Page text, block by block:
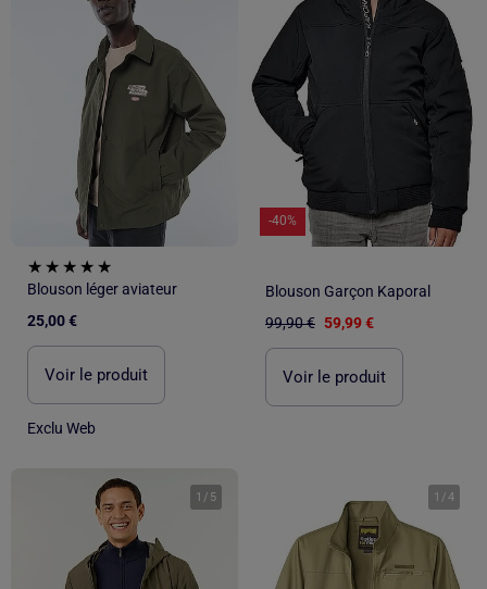
Blouson léger aviateur
25,00 €
Voir le produit
Exclu Web
-40%
Blouson Garçon Kaporal
99,90 € 59,99 €
Voir le produit
1 / 5 1 /4